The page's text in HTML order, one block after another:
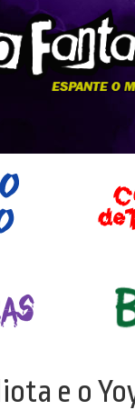
e o